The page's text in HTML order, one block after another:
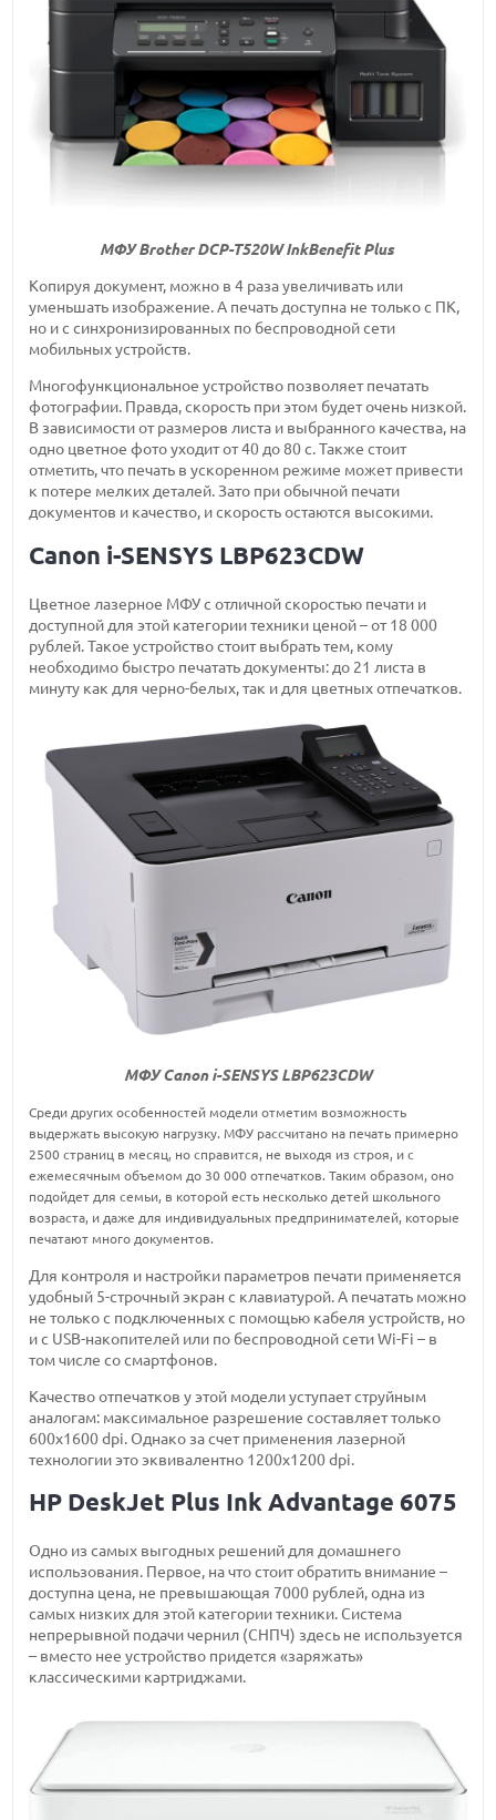
МФУ Brother DCP-T520W InkBenefit Plus
Копируя документ, можно в 4 раза увеличивать или
уменьшать изображение. А печать доступна не только с ПК,
но и с синхронизированных по беспроводной сети
мобильных устройств.
Многофункциональное устройство позволяет печатать
фотографии. Правда, скорость при этом будет очень низкой.
В зависимости от размеров листа и выбранного качества, на
одно цветное фото уходит от 40 до 80 с. Также стоит
отметить, что печать в ускоренном режиме может привести
к потере мелких деталей. Зато при обычной печати
документов и качество, и скорость остаются высокими.
Canon i-SENSYS LBP623CDW
Цветное лазерное МФУ с отличной скоростью печати и
доступной для этой категории техники ценой – от 18 000
рублей. Такое устройство стоит выбрать тем, кому
необходимо быстро печатать документы: до 21 листа в
минуту как для черно-белых, так и для цветных отпечатков.
МФУ Canon i-SENSYS LBP623CDW
Среди других особенностей модели отметим возможность
выдержать высокую нагрузку. МФУ рассчитано на печать примерно
2500 страниц в месяц, но справится, не выходя из строя, и с
ежемесячным объемом до 30 000 отпечатков. Таким образом, оно
подойдет для семьи, в которой есть несколько детей школьного
возраста, и даже для индивидуальных предпринимателей, которые
печатают много документов.
Для контроля и настройки параметров печати применяется
удобный 5-строчный экран с клавиатурой. А печатать можно
не только с подключенных с помощью кабеля устройств, но
и с USB-накопителей или по беспроводной сети Wi-Fi – в
том числе со смартфонов.
Качество отпечатков у этой модели уступает струйным
аналогам: максимальное разрешение составляет только
600х1600 dpi. Однако за счет применения лазерной
технологии это эквивалентно 1200х1200 dpi.
HP DeskJet Plus Ink Advantage 6075
Одно из самых выгодных решений для домашнего
использования. Первое, на что стоит обратить внимание –
доступна цена, не превышающая 7000 рублей, одна из
самых низких для этой категории техники. Система
непрерывной подачи чернил (СНПЧ) здесь не используется
– вместо нее устройство придется «заряжать»
классическими картриджами.